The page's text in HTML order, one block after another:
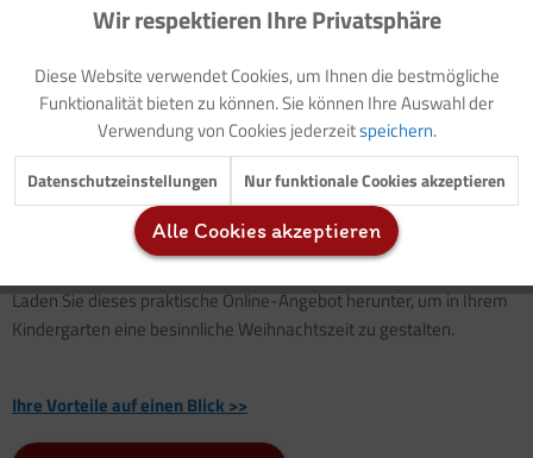
Bild: Alles für die Weihnachtsfeiertage
Bastelanleitung: Kleine Engelchen
Wie aus Pfeifenputzerdraht, einer Wattekugel, weißer Stoffspitze,
Goldpapier und Watte einniedliches kleines Engelchen
Bastelanleitung.
Laden Sie dieses praktische Online-Angebot herunter, um in Ihrem
Kindergarten eine besinnliche Weihnachtszeit zu gestalten.
Ihre Vorteile auf einen Blick >>
Funktionale Aktiv
Marketing Inaktiv
Tracking Inaktiv
Inaktiv
Wir respektieren Ihre Privatsphäre
Diese Website verwendet Cookies, um Ihnen die bestmögliche
Funktionalität bieten zu können. Sie können Ihre Auswahl der
Verwendung von Cookies jederzeitspeichern.
Datenschutzeinstellungen Nur funktionale Cookies akzeptieren
Alle Cookies akzeptieren